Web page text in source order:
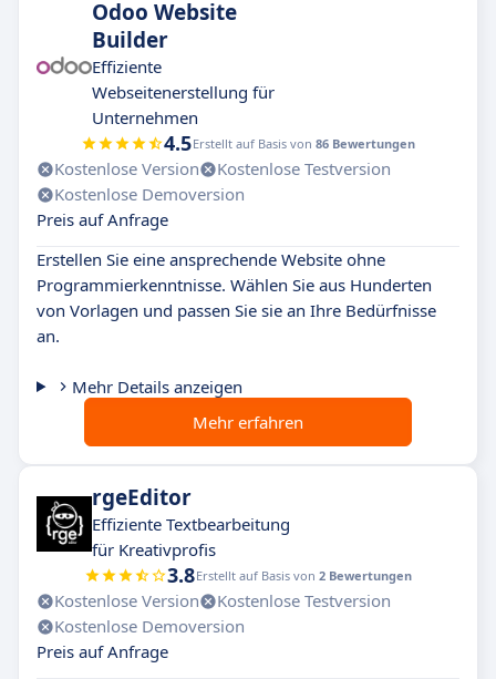
Odoo Website
Builder
Effiziente
Webseitenerstellung für
Unternehmen
4.5Erstellt auf Basis von 86 Bewertungen
Kostenlose Version
Kostenlose Testversion
Kostenlose Demoversion
Preis auf Anfrage
Erstellen Sie eine ansprechende Website ohne
Programmierkenntnisse. Wählen Sie aus Hunderten
von Vorlagen und passen Sie sie an Ihre Bedürfnisse
an.
Mehr Details anzeigen
Mehr erfahren
rgeEditor
Effiziente Textbearbeitung
für Kreativprofis
3.8Erstellt auf Basis von 2 Bewertungen
Kostenlose Version
Kostenlose Testversion
Kostenlose Demoversion
Preis auf Anfrage